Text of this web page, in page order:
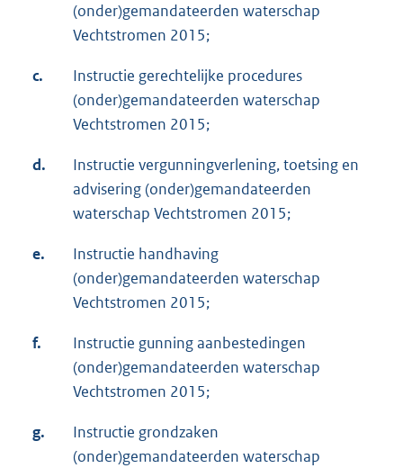
(onder)gemandateerden waterschap
Vechtstromen 2015;
c.
Instructie gerechtelijke procedures
(onder)gemandateerden waterschap
Vechtstromen 2015;
d.
Instructie vergunningverlening, toetsing en
advisering (onder)gemandateerden
waterschap Vechtstromen 2015;
e.
Instructie handhaving
(onder)gemandateerden waterschap
Vechtstromen 2015;
f.
Instructie gunning aanbestedingen
(onder)gemandateerden waterschap
Vechtstromen 2015;
g.
Instructie grondzaken
(onder)gemandateerden waterschap